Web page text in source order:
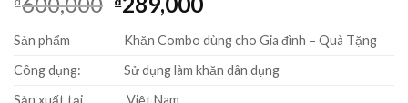
dựa trên
Sản phẩm
Khăn Combo dùng cho Gia đình – Quà Tặng
Công dụng:
Sử dụng làm khăn dân dụng
Sản xuất tại
Việt Nam